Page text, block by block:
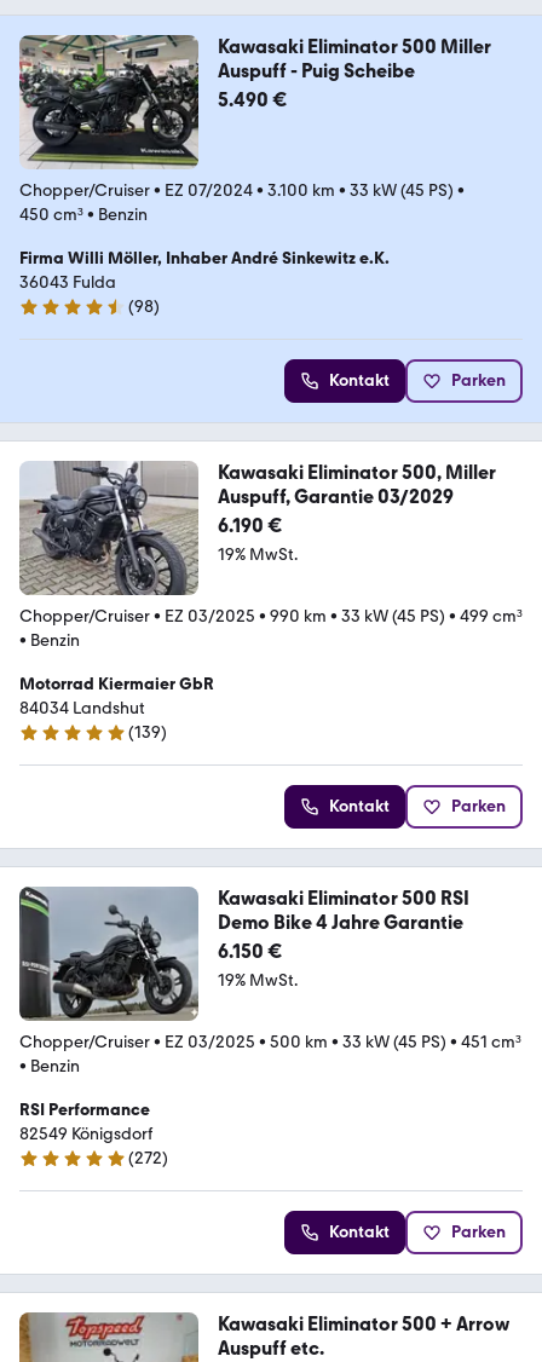
Kawasaki Eliminator 500 Miller
Auspuff - Puig Scheibe
5.490 €
Chopper/Cruiser• EZ 07/2024• 3.100 km • 33 kW (45 PS) •
450 cm³• Benzin
Firma Willi Möller, Inhaber André Sinkewitz e.K.
36043 Fulda
4.6 Sterne
(98)
Kontakt Parken
Kawasaki Eliminator 500, Miller
Auspuff, Garantie 03/2029
6.190 €
19% MwSt.
Chopper/Cruiser• EZ 03/2025 • 990 km • 33 kW (45 PS) • 499 cm³
• Benzin
Motorrad Kiermaier GbR
84034 Landshut
4.9 Sterne
(139)
Kontakt Parken
Kawasaki Eliminator 500 RSI
Demo Bike 4 Jahre Garantie
6.150 €
19% MwSt.
Chopper/Cruiser• EZ 03/2025 • 500 km • 33 kW (45 PS) • 451 cm³
• Benzin
RSI Performance
82549 Königsdorf
4.9 Sterne
(272)
Kontakt Parken
Kawasaki Eliminator 500 + Arrow
Auspuff etc.